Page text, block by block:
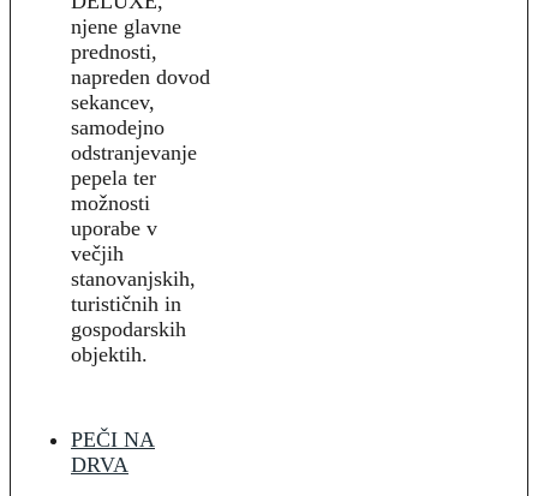
njene glavne
prednosti,
napreden dovod
sekancev,
samodejno
odstranjevanje
pepela ter
možnosti
uporabe v
večjih
stanovanjskih,
turističnih in
gospodarskih
objektih.
PEČI NA
DRVA